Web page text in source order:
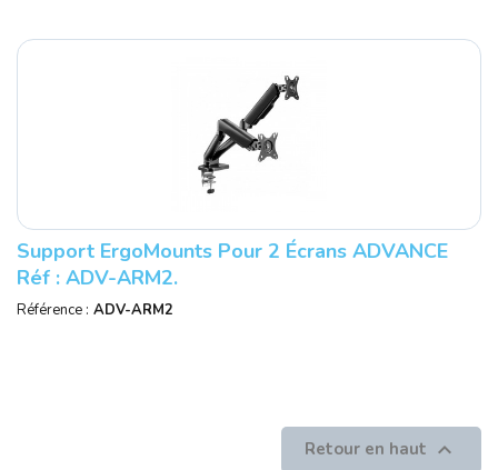
Support ErgoMounts Pour 2 Écrans ADVANCE
Réf : ADV-ARM2.
Référence : ADV-ARM2
Retour en haut 